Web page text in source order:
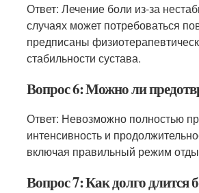
Ответ: Лечение боли из-за
случаях может потребоваться
предписаны
стабильности сустава.
Вопрос 6: Можно ли
Ответ: Невозможно полностью
интенсивность и
включая правильный режим
Вопрос 7: Как долго длится